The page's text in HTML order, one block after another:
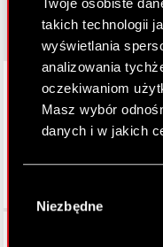
Twoje osobiste
takich technologii
wyświetlania
analizowania
oczekiwaniom
Masz wybór
danych i w jakich
lokalizacji
zgody
Niezbędne